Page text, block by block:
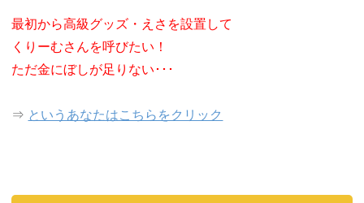
最初から高級グッズ・えさを設置して
くりーむさんを呼びたい！
ただ金にぼしが足りない･･･
⇒ というあなたはこちらをクリック